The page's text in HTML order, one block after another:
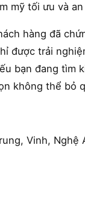
mỹ tối ưu và
hàng đã
được trải
bạn đang tìm
không thể bỏ
Vinh, Nghệ